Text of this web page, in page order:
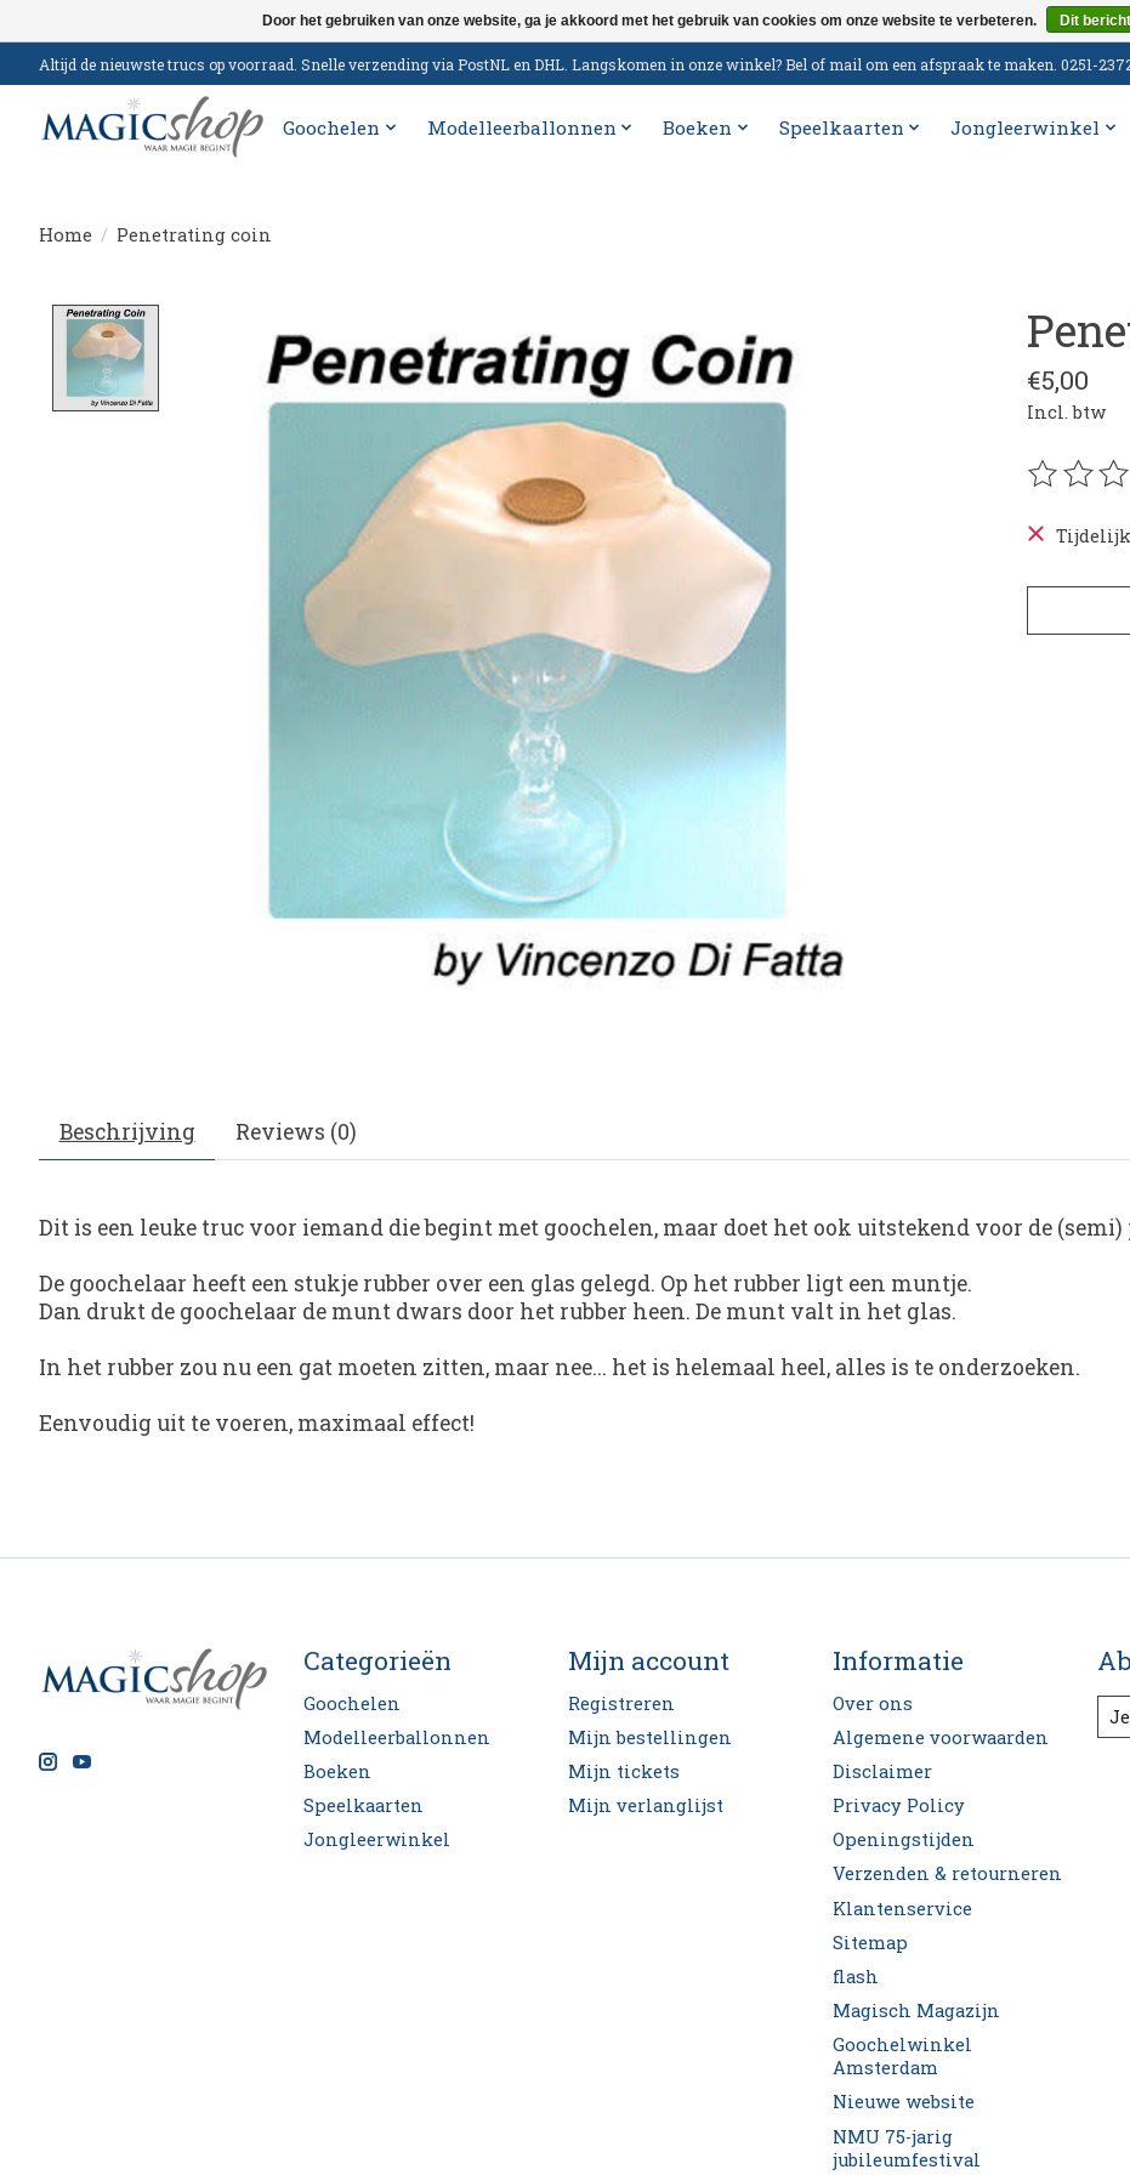
Altijd de nieuwste trucs op voorraad. Snelle verzending via PostNL en DHL. Langskomen in onze winkel? Bel of mail om een afspraak te maken. 0251-
Goochelen Modelleerballonnen Boeken Speelkaarten Jongleerwinkel
Home / Penetrating coin
€5,00
Incl. btw
De
Beschrijving Reviews (0)
Dit is een leuke truc voor iemand die begint met goochelen, maar doet het ook uitstekend voor de
De goochelaar heeft een stukje rubber over een glas gelegd. Op het rubber ligt een muntje.
Dan drukt de goochelaar de munt dwars door het rubber heen. De munt valt in het glas.
In het rubber zou nu een gat moeten zitten, maar nee... het is helemaal heel, alles is te onderzoeken.
Eenvoudig uit te voeren, maximaal effect!
Categorieën
Goochelen
Modelleerballonnen
Boeken
Speelkaarten
Jongleerwinkel
Mijn account
Registreren
Mijn bestellingen
Mijn tickets
Mijn verlanglijst
Informatie
Over ons
Algemene voorwaarden
Disclaimer
Privacy Policy
Openingstijden
Verzenden & retourneren
Klantenservice
Sitemap
flash
Magisch Magazijn
Goochelwinkel
Amsterdam
Nieuwe website
NMU 75-jarig
jubileumfestival
Door het gebruiken van onze website, ga je akkoord met het gebruik van cookies om onze website te verbeteren. Dit